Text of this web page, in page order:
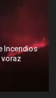
Incendios
voraz